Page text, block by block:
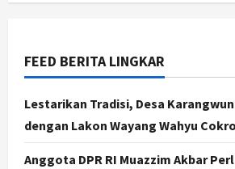
FEED BERITA LINGKAR
Lestarikan Tradisi, Desa
dengan Lakon Wayang Wahyu
Anggota DPR RI Muazzim Akbar
4
Jogja
TAPM
untuk Optimalkan
dan